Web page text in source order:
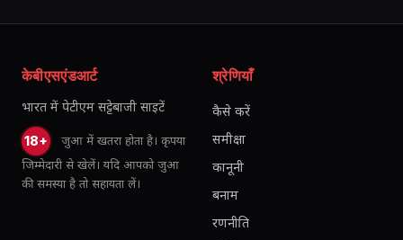
केबीएसएंडआर्ट
भारत में पेटीएम सट्टेबाजी साइटें
18+
जुआ में खतरा होता है। कृपया
जिम्मेदारी से खेलें। यदि आपको जुआ
की समस्या है तो सहायता लें।
श्रेणियाँ
कैसे करें
समीक्षा
कानूनी
बनाम
रणनीति